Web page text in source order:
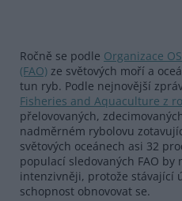
Ročně se podle Organizace
(FAO) ze světových moří a
tun ryb. Podle nejnovější
Fisheries and Aquaculture z
přelovovaných,
nadměrném rybolovu
světových oceánech asi 32
populací sledovaných FAO by
intenzivněji, protože stávající
schopnost obnovovat se.